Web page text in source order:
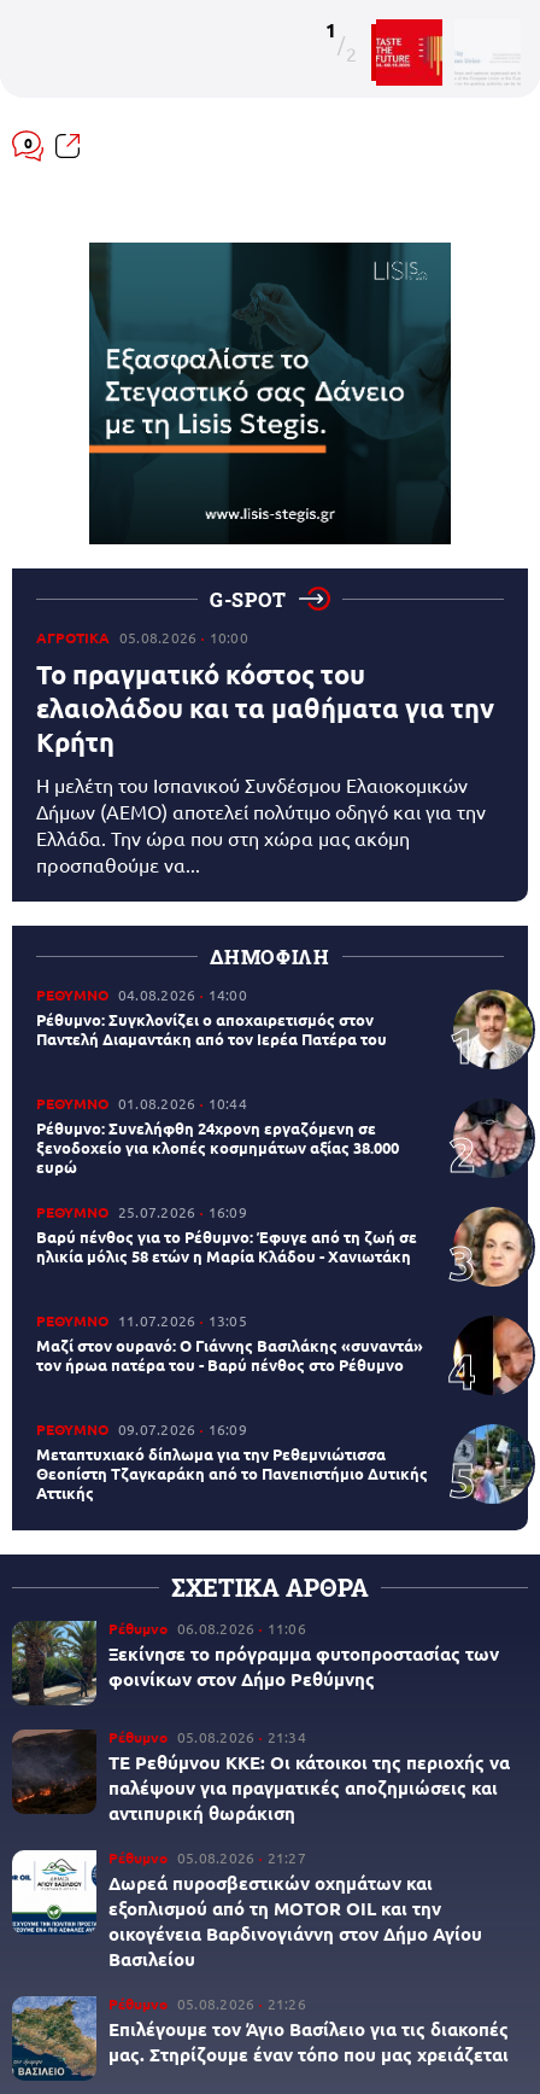
1
/2
0
G-SPOT
ΑΓΡΟΤΙΚΑ 05.08.2026 10:00
Το πραγματικό κόστος του
ελαιολάδου και τα μαθήματα για την
Κρήτη
Η μελέτη του Ισπανικού Συνδέσμου Ελαιοκομικών
Δήμων (AEMO) αποτελεί πολύτιμο οδηγό και για την
Ελλάδα. Την ώρα που στη χώρα μας ακόμη
προσπαθούμε να...
ΔΗΜΟΦΙΛΗ
ΡΕΘΥΜΝΟ 04.08.2026 14:00
Ρέθυμνο: Συγκλονίζει ο αποχαιρετισμός στον
Παντελή Διαμαντάκη από τον Ιερέα Πατέρα του
ΡΕΘΥΜΝΟ 01.08.2026 10:44
Ρέθυμνο: Συνελήφθη 24χρονη εργαζόμενη σε
ξενοδοχείο για κλοπές κοσμημάτων αξίας 38.000
ευρώ
ΡΕΘΥΜΝΟ 25.07.2026 16:09
Βαρύ πένθος για το Ρέθυμνο: Έφυγε από τη ζωή σε
ηλικία μόλις 58 ετών η Μαρία Κλάδου - Χανιωτάκη
ΡΕΘΥΜΝΟ 11.07.2026 13:05
Μαζί στον ουρανό: Ο Γιάννης Βασιλάκης «συναντά»
τον ήρωα πατέρα του - Βαρύ πένθος στο Ρέθυμνο
ΡΕΘΥΜΝΟ 09.07.2026 16:09
Μεταπτυχιακό δίπλωμα για την Ρεθεμνιώτισσα
Θεοπίστη Τζαγκαράκη από το Πανεπιστήμιο Δυτικής
Αττικής
ΣΧΕΤΙΚΑ ΑΡΘΡΑ
Ρέθυμνο 06.08.2026 11:06
Ξεκίνησε το πρόγραμμα φυτοπροστασίας των
φοινίκων στον Δήμο Ρεθύμνης
Ρέθυμνο 05.08.2026 21:34
ΤΕ Ρεθύμνου ΚΚΕ: Οι κάτοικοι της περιοχής να
παλέψουν για πραγματικές αποζημιώσεις και
αντιπυρική θωράκιση
Ρέθυμνο 05.08.2026 21:27
Δωρεά πυροσβεστικών οχημάτων και
εξοπλισμού από τη MOTOR OIL και την
οικογένεια Βαρδινογιάννη στον Δήμο Αγίου
Βασιλείου
Ρέθυμνο 05.08.2026 21:26
Επιλέγουμε τον Άγιο Βασίλειο για τις διακοπές
μας. Στηρίζουμε έναν τόπο που μας χρειάζεται